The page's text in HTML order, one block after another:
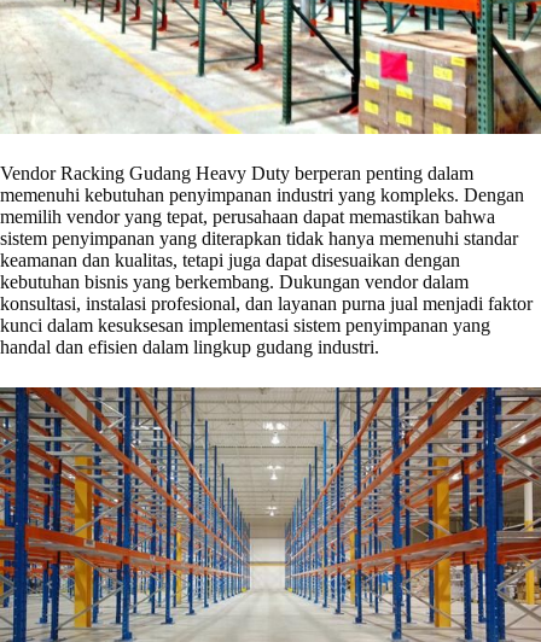
Vendor Racking Gudang Heavy Duty berperan penting dalam
memenuhi kebutuhan penyimpanan industri yang kompleks. Dengan
memilih vendor yang tepat, perusahaan dapat memastikan bahwa
sistem penyimpanan yang diterapkan tidak hanya memenuhi standar
keamanan dan kualitas, tetapi juga dapat disesuaikan dengan
kebutuhan bisnis yang berkembang. Dukungan vendor dalam
konsultasi, instalasi profesional, dan layanan purna jual menjadi faktor
kunci dalam kesuksesan implementasi sistem penyimpanan yang
handal dan efisien dalam lingkup gudang industri.